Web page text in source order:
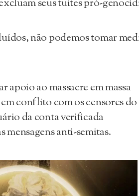
seus tuites pró-
não podemos tomar
apoio ao massacre em massa
conflito com os censores do
da conta verificada
mensagens anti-semitas.